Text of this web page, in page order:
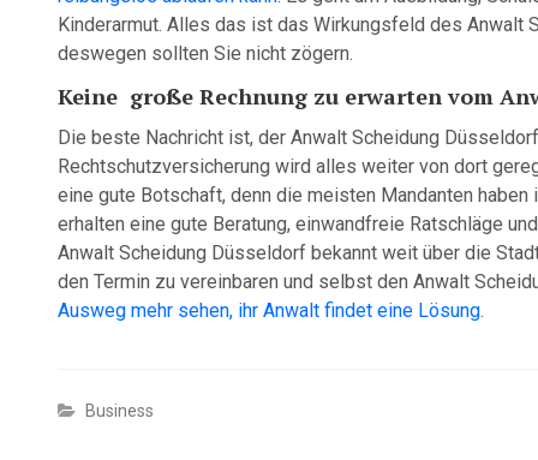
Kinderarmut. Alles das ist das Wirkungsfeld des Anwalt
deswegen sollten Sie nicht zögern.
Keine große Rechnung zu erwarten vom
Die beste Nachricht ist, der Anwalt Scheidung
Rechtschutzversicherung wird alles weiter von dort
eine gute Botschaft, denn die meisten Mandanten
erhalten eine gute Beratung, einwandfreie Ratschläge
Anwalt Scheidung Düsseldorf bekannt weit über die
den Termin zu vereinbaren und selbst den Anwalt
Ausweg mehr sehen, ihr Anwalt findet eine Lösung.
Business